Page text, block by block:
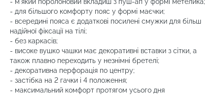
- для більшого комфорту пояс у формі маєчки;
- всередині пояса є додаткові посилені смужки для більш
надійної фіксації на тілі;
- без каркасів;
- високе вушко чашки має декоративні вставки з сітки, а
також плавно переходить у незнімні бретелі;
- декоративна перфорація по центру;
- застібка на 2 гачки і 4 положення;
- максимальний комфорт протягом усього дня